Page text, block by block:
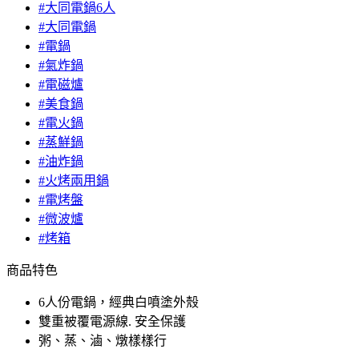
#大同電鍋6人
#大同電鍋
#電鍋
#氣炸鍋
#電磁爐
#美食鍋
#電火鍋
#蒸鮮鍋
#油炸鍋
#火烤兩用鍋
#電烤盤
#微波爐
#烤箱
商品特色
6人份電鍋，經典白噴塗外殼
雙重被覆電源線. 安全保護
粥、蒸、滷、燉樣樣行